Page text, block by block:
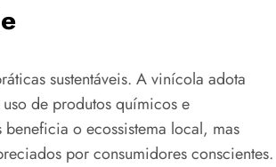
sustentáveis. A vinícola adota
de produtos químicos e
o ecossistema local, mas
por consumidores conscientes.